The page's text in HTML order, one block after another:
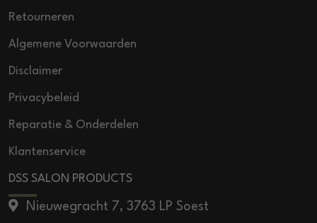
Retourneren
Algemene Voorwaarden
Disclaimer
Privacybeleid
Reparatie & Onderdelen
Klantenservice
DSS SALON PRODUCTS
Nieuwegracht 7, 3763 LP Soest